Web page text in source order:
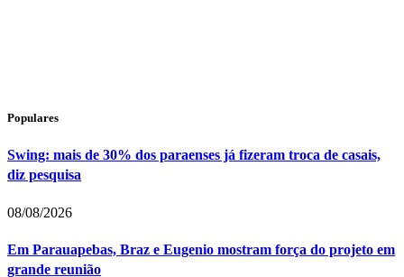
Populares
Swing: mais de 30% dos paraenses já fizeram troca de casais,
diz pesquisa
08/08/2026
Em Parauapebas, Braz e Eugenio mostram força do projeto em
grande reunião